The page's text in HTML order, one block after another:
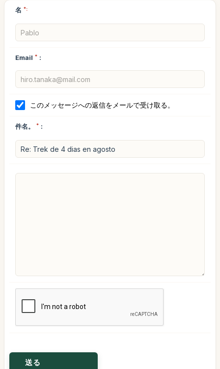
名 *:
Email * :
このメッセージへの返信をメールで受け取る。
件名。 * :